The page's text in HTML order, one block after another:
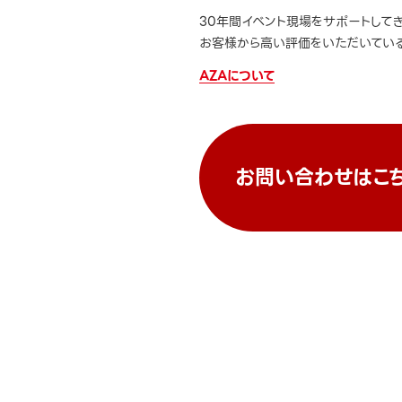
30年間イベント現場をサポートして
お客様から高い評価をいただいてい
AZAについて
お問い合わせはこ